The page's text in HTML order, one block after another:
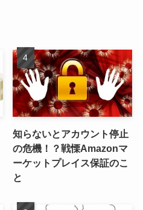
知らないとアカウント停止
の危機！？戦慄Amazonマ
ーケットプレイス保証のこ
と